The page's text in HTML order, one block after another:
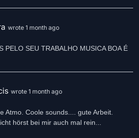
wrote 1 month ago
PELO SEU TRABALHO MUSICA BOA É
wrote 1 month ago
Atmo. Coole sounds.... gute Arbeit.
hörst bei mir auch mal rein...